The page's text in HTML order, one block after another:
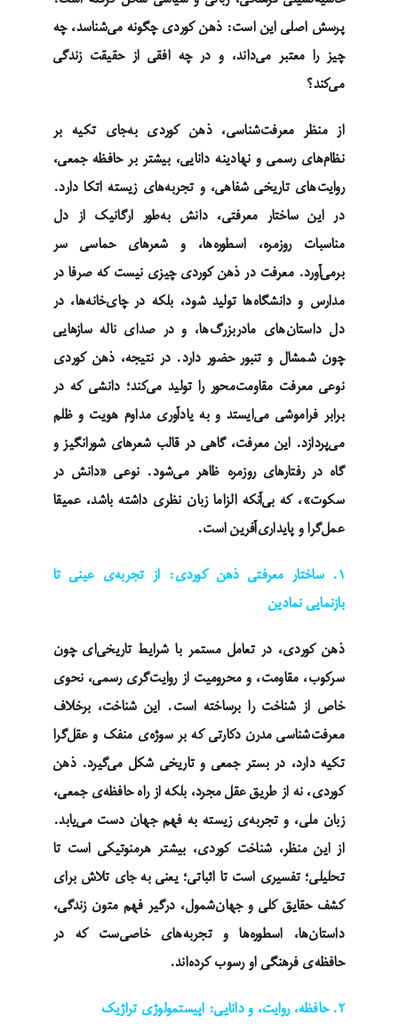
پرسش اصلی این است: ذهن کوردی چگونه می‌شناسد، چه
چیز را معتبر می‌داند، و در چه افقی از حقیقت زندگی
می‌کند؟
از منظر معرفت‌شناسی، ذهن کوردی به‌جای تکیه بر
نظام‌های رسمی و نهادینه دانایی، بیشتر بر حافظه جمعی،
روایت‌های تاریخی شفاهی، و تجربه‌های زیسته اتکا دارد.
در این ساختار معرفتی، دانش به‌طور ارگانیک از دل
مناسبات روزمره، اسطوره‌ها، و شعرهای حماسی سر
برمی‌آورد. معرفت در ذهن کوردی چیزی نیست که صرفا در
مدارس و دانشگاه‌ها تولید شود، بلکه در چای‌خانه‌ها، در
دل داستان‌های مادربزرگ‌ها، و در صدای ناله سازهایی
چون شمشال و تنبور حضور دارد. در نتیجه، ذهن کوردی
نوعی معرفت مقاومت‌محور را تولید می‌کند؛ دانشی که در
برابر فراموشی می‌ایستد و به یادآوری مداوم هویت و ظلم
می‌پردازد. این معرفت، گاهی در قالب شعرهای شورانگیز و
گاه در رفتارهای روزمره ظاهر می‌شود. نوعی «دانش در
سکوت»، که بی‌آنکه الزاما زبان نظری داشته باشد، عمیقا
عمل‌گرا و پایداری‌آفرین است.
۱. ساختار معرفتی ذهن کوردی: از تجربه‌ی عینی تا
بازنمایی نمادین
ذهن کوردی، در تعامل مستمر با شرایط تاریخی‌ای چون
سرکوب، مقاومت، و محرومیت از روایت‌گری رسمی، نحوی
خاص از شناخت را برساخته است. این شناخت، برخلاف
معرفت‌شناسی مدرن دکارتی که بر سوژه‌ی منفک و عقل‌گرا
تکیه دارد، در بستر جمعی و تاریخی شکل می‌گیرد. ذهن
کوردی، نه از طریق عقل مجرد، بلکه از راه حافظه‌ی جمعی،
زبان ملی، و تجربه‌ی زیسته به فهم جهان دست می‌یابد.
از این منظر، شناخت کوردی، بیشتر هرمنوتیکی است تا
تحلیلی؛ تفسیری است تا اثباتی؛ یعنی به جای تلاش برای
کشف حقایق کلی و جهان‌شمول، درگیر فهم متون زندگی،
داستان‌ها، اسطوره‌ها و تجربه‌های خاصی‌ست که در
حافظه‌ی فرهنگی او رسوب کرده‌اند.
۲. حافظه، روایت، و دانایی: اپیستمولوژی تراژیک